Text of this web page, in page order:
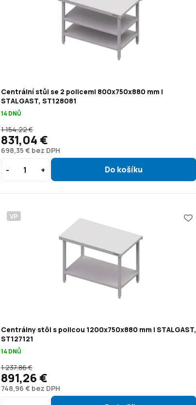
Centrální stůl se 2 policemi 800x750x880 mm |
STALGAST, ST128081
14 DNŮ
698,35 € bez DPH
1 154,22 €
831,04 €
VP
Centrálny stôl s policou 1200x750x880 mm | STALGAST,
ST127121
14 DNŮ
748,96 € bez DPH
1 237,86 €
891,26 €